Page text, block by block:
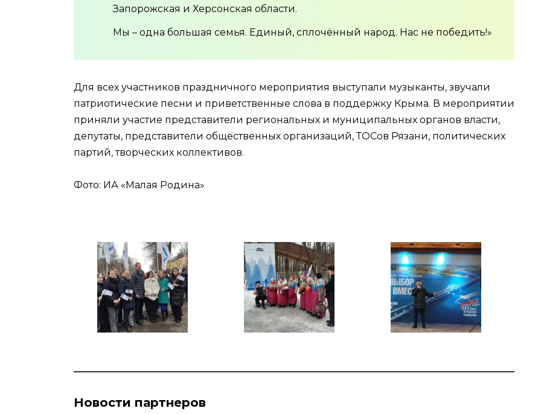
Запорожская и Херсонская области.
Мы – одна большая семья. Единый, сплочённый народ. Нас не победить!»
Для всех участников праздничного мероприятия выступали музыканты, звучали
патриотические песни и приветственные слова в поддержку Крыма. В мероприятии
приняли участие представители региональных и муниципальных органов власти,
депутаты, представители общественных организаций, ТОСов Рязани, политических
партий, творческих коллективов.
Фото: ИА «Малая Родина»
Новости партнеров